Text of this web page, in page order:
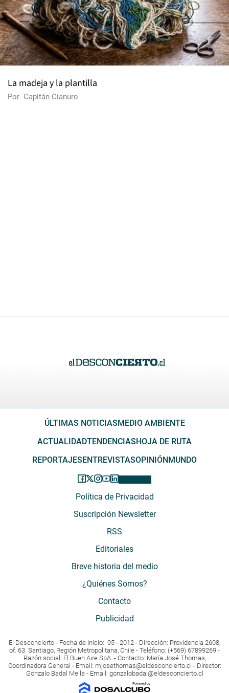
La madeja y la plantilla
Por Capitán Cianuro
ÚLTIMAS NOTICIASMEDIO AMBIENTE
ACTUALIDADTENDENCIASHOJA DE RUTA
REPORTAJESENTREVISTASOPINIÓNMUNDO
Política de Privacidad
Suscripción Newsletter
RSS
Editoriales
Breve historia del medio
¿Quiénes Somos?
Contacto
Publicidad
El Desconcierto - Fecha de Inicio: 05 - 2012 - Dirección: Providencia 2608,
of. 63. Santiago, Región Metropolitana, Chile - Teléfono: (+569) 67899269 -
Razón social: El Buen Aire SpA. - Contacto: María José Thomas,
Coordinadora General - Email: mjosethomas@eldesconcierto.cl - Director:
Gonzalo Badal Mella - Email: gonzalobadal@eldesconcierto.cl